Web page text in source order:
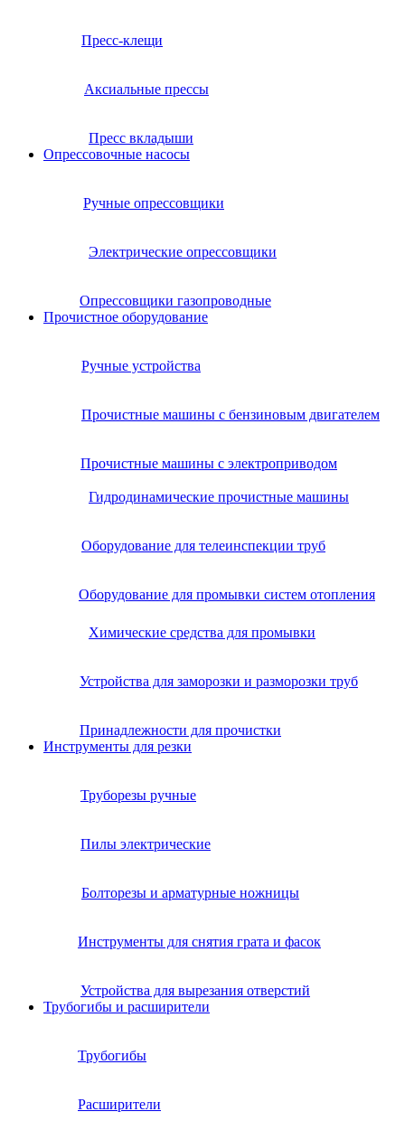
Пресс-клещи
Аксиальные прессы
Пресс вкладыши
Опрессовочные насосы
Ручные опрессовщики
Электрические опрессовщики
Опрессовщики газопроводные
Прочистное оборудование
Ручные устройства
Прочистные машины с бензиновым двигателем
Прочистные машины с электроприводом
Гидродинамические прочистные машины
Оборудование для телеинспекции труб
Оборудование для промывки систем отопления
Химические средства для промывки
Устройства для заморозки и разморозки труб
Принадлежности для прочистки
Инструменты для резки
Труборезы ручные
Пилы электрические
Болторезы и арматурные ножницы
Инструменты для снятия грата и фасок
Устройства для вырезания отверстий
Трубогибы и расширители
Трубогибы
Расширители